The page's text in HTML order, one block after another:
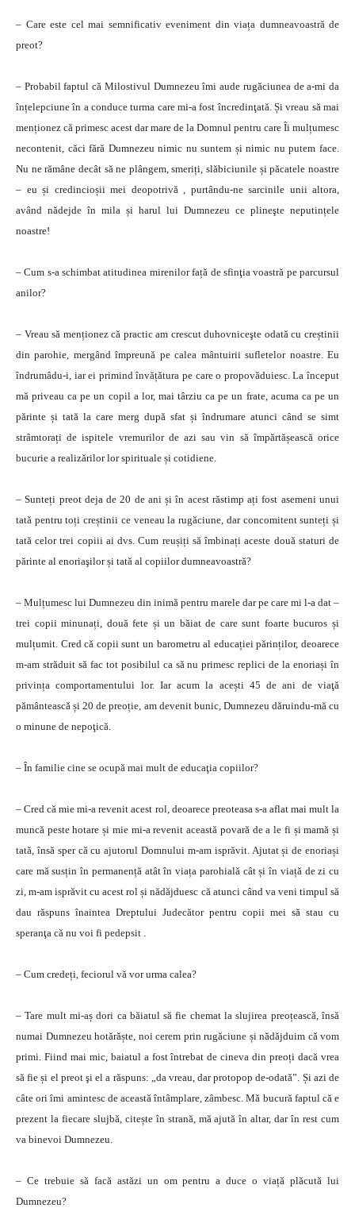
– Care este cel mai semnificativ eveniment din viața dumneavoastră de
preot?
– Probabil faptul că Milostivul Dumnezeu îmi aude rugăciunea de a-mi da
înțelepciune în a conduce turma care mi-a fost încredinţată. Și vreau să mai
menționez că primesc acest dar mare de la Domnul pentru care Îi mulțumesc
necontenit, căci fără Dumnezeu nimic nu suntem și nimic nu putem face.
Nu ne rămâne decât să ne plângem, smeriți, slăbiciunile și păcatele noastre
– eu și credincioșii mei deopotrivă , purtându-ne sarcinile unii altora,
având nădejde în mila și harul lui Dumnezeu ce plineşte neputințele
noastre!
– Cum s-a schimbat atitudinea mirenilor față de sfinţia voastră pe parcursul
anilor?
– Vreau să menționez că practic am crescut duhovniceşte odată cu creștinii
din parohie, mergând împreună pe calea mântuirii sufletelor noastre. Eu
îndrumâdu-i, iar ei primind învățătura pe care o propovăduiesc. La început
mă priveau ca pe un copil a lor, mai târziu ca pe un frate, acuma ca pe un
părinte și tată la care merg după sfat și îndrumare atunci când se simt
strâmtorați de ispitele vremurilor de azi sau vin să împărtășească orice
bucurie a realizărilor lor spirituale și cotidiene.
– Sunteți preot deja de 20 de ani și în acest răstimp ați fost asemeni unui
tată pentru toți creștinii ce veneau la rugăciune, dar concomitent sunteți și
tată celor trei copiii ai dvs. Cum reușiți să îmbinați aceste două staturi de
părinte al enoriaşilor și tată al copiilor dumneavoastră?
– Mulțumesc lui Dumnezeu din inimă pentru marele dar pe care mi l-a dat –
trei copii minunați, două fete și un băiat de care sunt foarte bucuros și
mulțumit. Cred că copii sunt un barometru al educației părinților, deoarece
m-am străduit să fac tot posibilul ca să nu primesc replici de la enoriași în
privința comportamentului lor. Iar acum la acești 45 de ani de viaţă
pământească și 20 de preoție, am devenit bunic, Dumnezeu dăruindu-mă cu
o minune de nepoţică.
– În familie cine se ocupă mai mult de educaţia copiilor?
– Cred că mie mi-a revenit acest rol, deoarece preoteasa s-a aflat mai mult la
muncă peste hotare și mie mi-a revenit această povară de a le fi și mamă și
tată, însă sper că cu ajutorul Domnului m-am isprăvit. Ajutat și de enoriași
care mă susțin în permanență atât în viața parohială cât și în viață de zi cu
zi, m-am isprăvit cu acest rol și nădăjduesc că atunci când va veni timpul să
dau răspuns înaintea Dreptului Judecător pentru copii mei să stau cu
speranţa că nu voi fi pedepsit .
– Cum credeți, feciorul vă vor urma calea?
– Tare mult mi-aș dori ca băiatul să fie chemat la slujirea preoțească, însă
numai Dumnezeu hotărăște, noi cerem prin rugăciune și nădăjduim că vom
primi. Fiind mai mic, baiatul a fost întrebat de cineva din preoți dacă vrea
să fie și el preot şi el a răspuns: „da vreau, dar protopop de-odată”. Și azi de
câte ori îmi amintesc de această întâmplare, zâmbesc. Mă bucură faptul că e
prezent la fiecare slujbă, citește în strană, mă ajută în altar, dar în rest cum
va binevoi Dumnezeu.
– Ce trebuie să facă astăzi un om pentru a duce o viață plăcută lui
Dumnezeu?